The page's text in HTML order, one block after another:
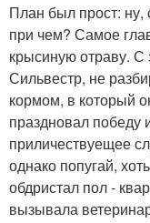
План был прост: ну,
при чем? Самое
крысиную отраву.
Сильвестр, не
кормом, в который
праздновал победу
приличествуещее
однако попугай,
обдристал пол -
вызывала